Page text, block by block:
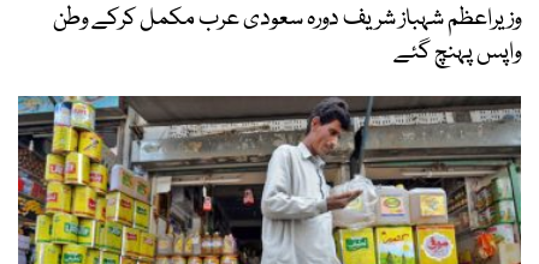
وزیراعظم شہباز شریف دورہ سعودی عرب مکمل کرکے وطن
واپس پہنچ گئے